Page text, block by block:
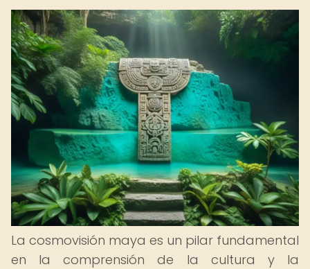
La cosmovisión maya es un pilar fundamental
en la comprensión de la cultura y la